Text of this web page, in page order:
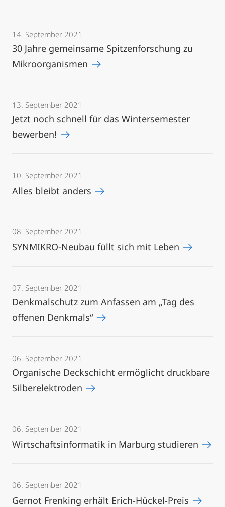
14. September 2021
30 Jahre gemeinsame Spitzenforschung zu
Mikroorganismen
13. September 2021
Jetzt noch schnell für das Wintersemester
bewerben!
10. September 2021
Alles bleibt anders
08. September 2021
SYNMIKRO-Neubau füllt sich mit Leben
07. September 2021
Denkmalschutz zum Anfassen am „Tag des
offenen Denkmals“
06. September 2021
Organische Deckschicht ermöglicht druckbare
Silberelektroden
06. September 2021
Wirtschaftsinformatik in Marburg studieren
06. September 2021
Gernot Frenking erhält Erich-Hückel-Preis